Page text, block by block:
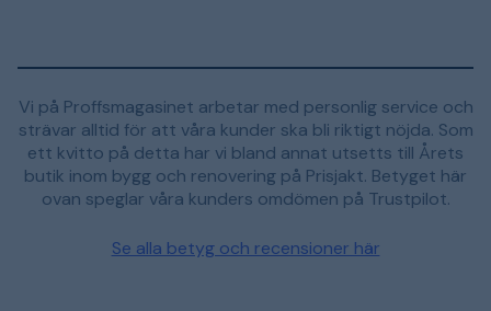
Vi på Proffsmagasinet arbetar med personlig service och
strävar alltid för att våra kunder ska bli riktigt nöjda. Som
ett kvitto på detta har vi bland annat utsetts till Årets
butik inom bygg och renovering på Prisjakt. Betyget här
ovan speglar våra kunders omdömen på Trustpilot.
Se alla betyg och recensioner här